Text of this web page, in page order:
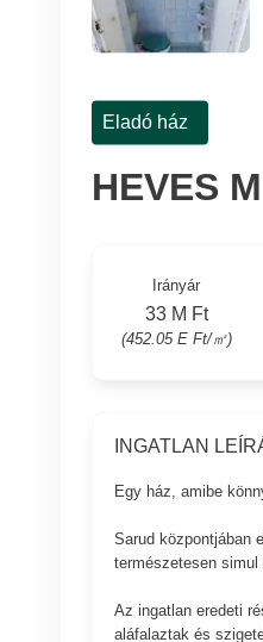
Eladó ház
HEVES
Irányár
33 M Ft
(452.05 E Ft/㎡)
INGATLAN
Egy ház, amibe
Sarud központjában
természetesen simul
Az ingatlan eredeti
aláfalaztak és